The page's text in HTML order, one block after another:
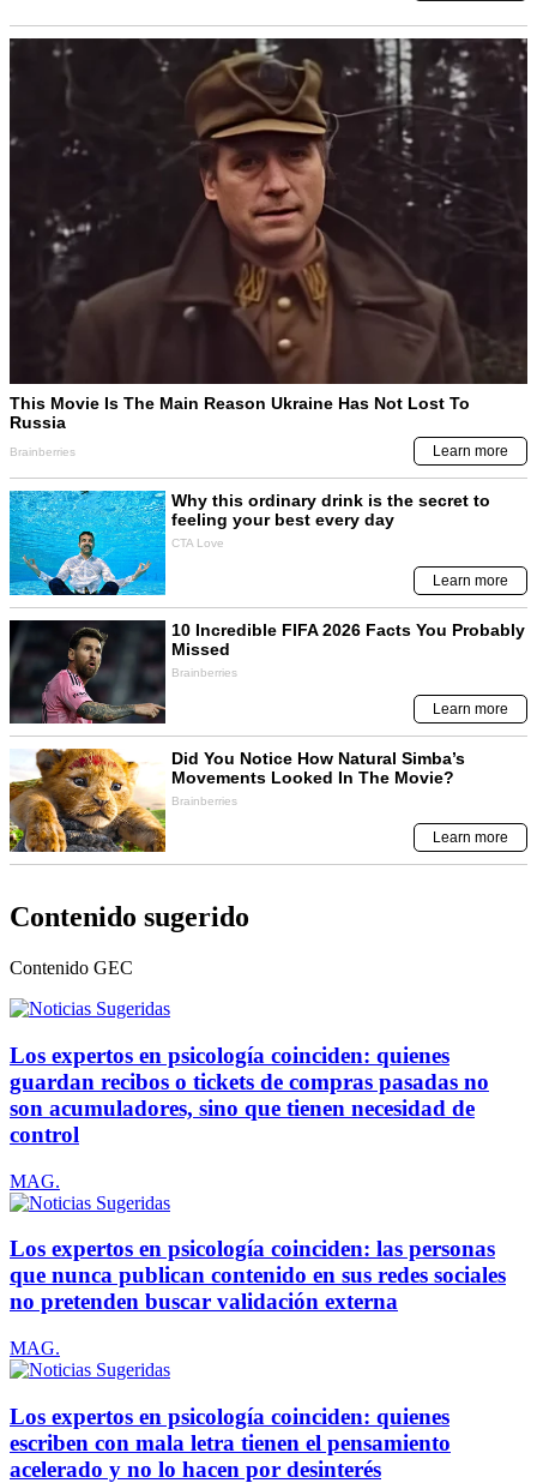
Contenido sugerido
Contenido GEC
Los expertos en psicología coinciden: quienes
guardan recibos o tickets de compras pasadas no
son acumuladores, sino que tienen necesidad de
control
MAG.
Los expertos en psicología coinciden: las personas
que nunca publican contenido en sus redes sociales
no pretenden buscar validación externa
MAG.
Los expertos en psicología coinciden: quienes
escriben con mala letra tienen el pensamiento
acelerado y no lo hacen por desinterés